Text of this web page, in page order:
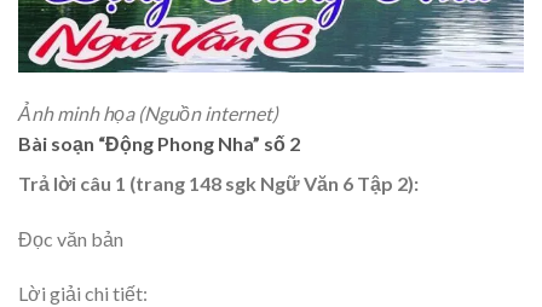
Ảnh minh họa (Nguồn internet)
Bài soạn “Động Phong Nha” số 2
Trả lời câu 1 (trang 148 sgk Ngữ Văn 6 Tập 2):
Đọc văn bản
Lời giải chi tiết: